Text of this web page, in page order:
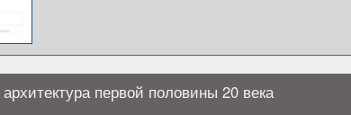
первой половины 20 века